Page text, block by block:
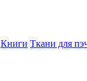
Книги Ткани для